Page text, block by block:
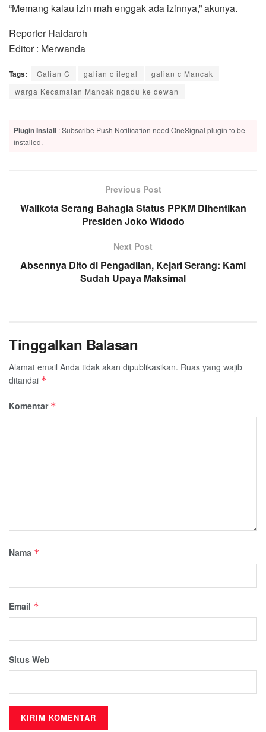
“Memang kalau izin mah enggak ada izinnya,” akunya.
Reporter Haidaroh
Editor : Merwanda
Tags: Galian C galian c ilegal
galian c Mancak
warga Kecamatan Mancak ngadu ke dewan
Plugin Install : Subscribe Push Notification need OneSignal plugin to be
installed.
Previous Post
Walikota Serang Bahagia Status PPKM Dihentikan
Presiden Joko Widodo
Next Post
Absennya Dito di Pengadilan, Kejari Serang: Kami
Sudah Upaya Maksimal
Tinggalkan Balasan
Alamat email Anda tidak akan dipublikasikan. Ruas yang wajib
ditandai *
Komentar *
Nama *
Email *
Situs Web